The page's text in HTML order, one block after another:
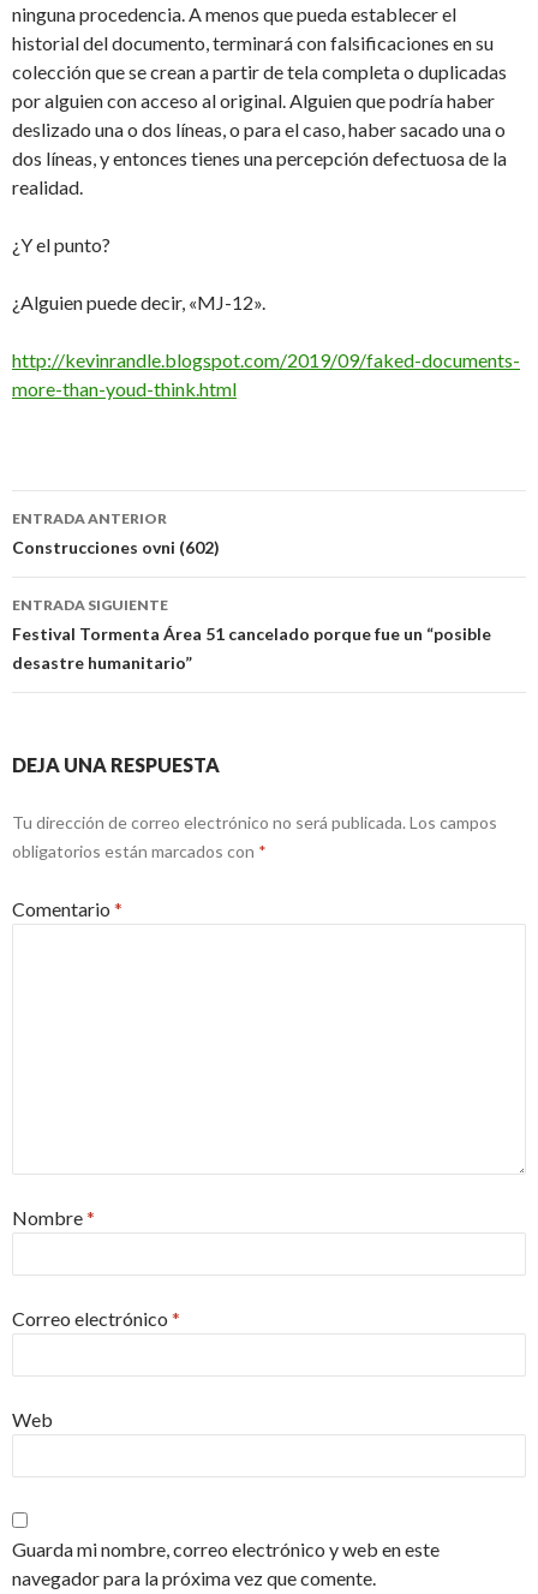
ninguna procedencia. A menos que pueda establecer el
historial del documento, terminará con falsificaciones en su
colección que se crean a partir de tela completa o duplicadas
por alguien con acceso al original. Alguien que podría haber
deslizado una o dos líneas, o para el caso, haber sacado una o
dos líneas, y entonces tienes una percepción defectuosa de la
realidad.
¿Y el punto?
¿Alguien puede decir, «MJ-12».
http://kevinrandle.blogspot.com/2019/09/faked-documents-
more-than-youd-think.html
Navegación
de
entradas
ENTRADA ANTERIOR
Construcciones ovni (602)
ENTRADA SIGUIENTE
Festival Tormenta Área 51 cancelado porque fue un “posible
desastre humanitario”
DEJA UNA RESPUESTA
Tu dirección de correo electrónico no será publicada. Los campos
obligatorios están marcados con *
Comentario *
Nombre*
Correo electrónico *
Web
Guarda mi nombre, correo electrónico y web en este
navegador para la próxima vez que comente.